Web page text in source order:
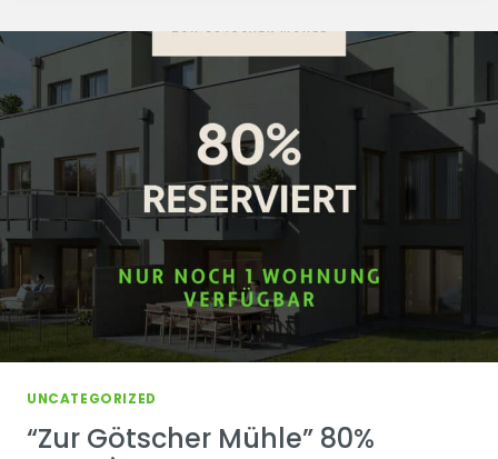
WOHNUNG
VERKAUFT
UNCATEGORIZED
“Zur Götscher Mühle” 80%